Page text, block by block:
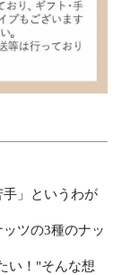
手」というわが
ツの3種のナッ
い！"そんな想